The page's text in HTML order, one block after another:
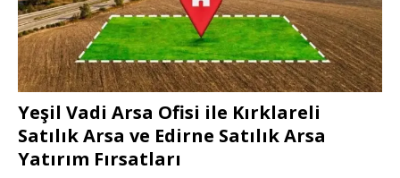
Yeşil Vadi Arsa Ofisi ile Kırklareli
Satılık Arsa ve Edirne Satılık Arsa
Yatırım Fırsatları